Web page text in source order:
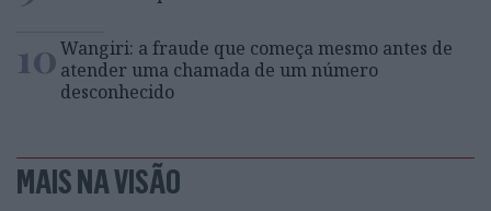
10Wangiri: a fraude que começa mesmo antes de
atender uma chamada de um número
desconhecido
MAIS NA VISÃO